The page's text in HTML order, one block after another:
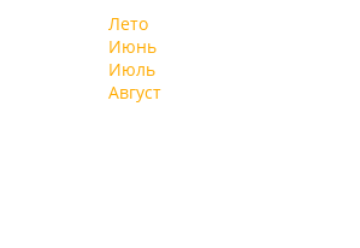
Лето
Июнь
Июль
Август